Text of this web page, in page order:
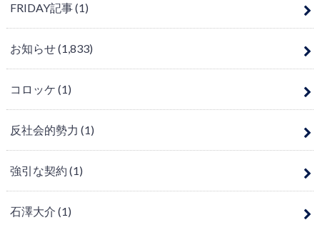
FRIDAY記事(1)
お知らせ(1,833)
コロッケ (1)
反社会的勢力 (1)
強引な契約 (1)
石澤大介 (1)